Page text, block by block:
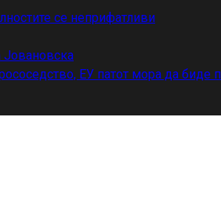
се неприфатливи
Јовановска
ЕУ патот мора да биде